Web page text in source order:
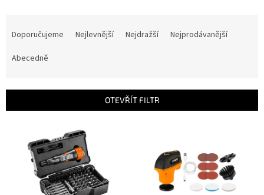
r
Doporučujeme Nejlevnější Nejdražší
Nejprodávanější
Abecedně
OTEVŘÍT FILTR